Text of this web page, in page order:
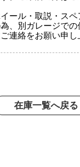
ール・取説・ス
、別ガレージで
連絡をお願い申し
在庫一覧へ戻る